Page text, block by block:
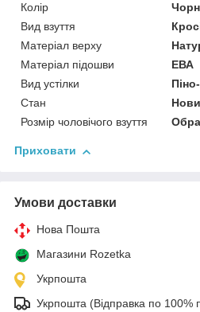
Колір
Вид взуття
Матеріал верху
Матеріал підошви
ЕВА
Вид устілки
Стан
Розмір чоловічого взуття
Приховати
Умови доставки
Нова Пошта
Магазини Rozetka
Укрпошта
Укрпошта (Відправка по 100%